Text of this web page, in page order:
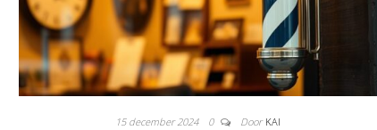
15 december 2024 0 Door KAI